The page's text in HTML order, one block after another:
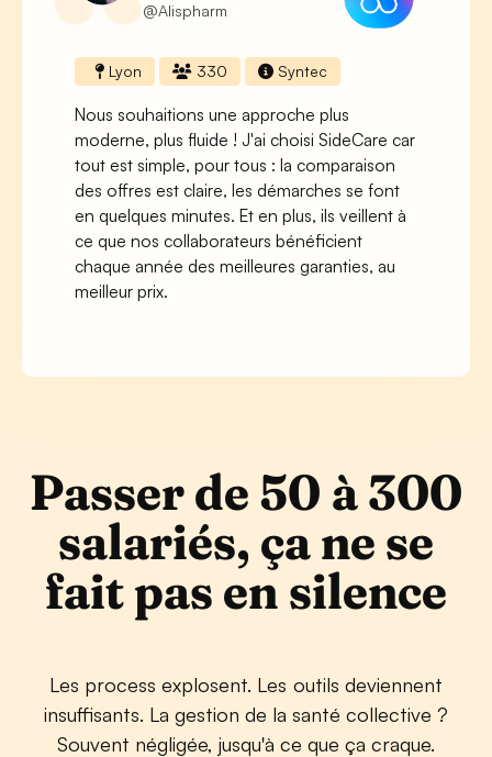
@Alispharm
Lyon 330 Syntec
Nous souhaitions une approche plus
moderne, plus fluide ! J'ai choisi SideCare car
tout est simple, pour tous : la comparaison
des offres est claire, les démarches se font
en quelques minutes. Et en plus, ils veillent à
ce que nos collaborateurs bénéficient
chaque année des meilleures garanties, au
meilleur prix.
Passer de 50 à 300
salariés, ça ne se
fait pas en silence
Les process explosent. Les outils deviennent
insuffisants. La gestion de la santé collective ?
Souvent négligée, jusqu'à ce que ça craque.